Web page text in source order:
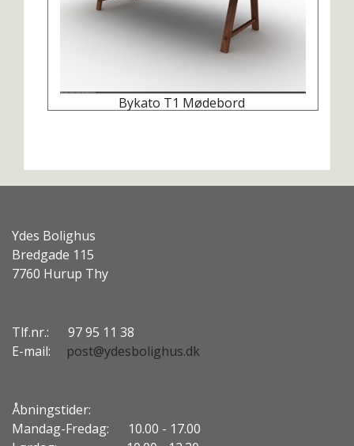
Bykato T1 Mødebord
Ydes Bolighus
Bredgade 115
7760 Hurup Thy
Tlf.nr.: 97 95 11 38
E-mail: post@ydesbolighus.dk
Åbningstider:
Mandag-Fredag: 10.00 - 17.00